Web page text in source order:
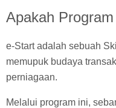
Apakah
e-Start adalah sebuah
memupuk budaya
perniagaan.
Melalui program ini,